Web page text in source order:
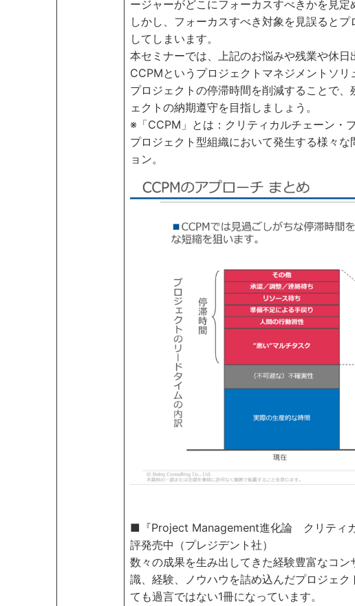
ージャーがどこにフォーカスすべきかを見定
しかし、フォーカスすべき対象を見誤ると
してしまいます。
本セミナーでは、上記のお悩みや残業や休日
CCPMというプロジェクトマネジメントソリ
プロジェクトの停滞時間を削減することで
ェクトの納期遵守を目指しましょう。
※「CCPM」とは：クリティカルチェーン・
プロジェクト型組織において発生する様々
ョン。
■『Project Management進化論 クリティ
評発売中（プレジデント社）
数々の成果を生み出してきた経験豊富なコ
識、経験、ノウハウを詰め込んだプロジェ
ても過言ではない1冊になっています。